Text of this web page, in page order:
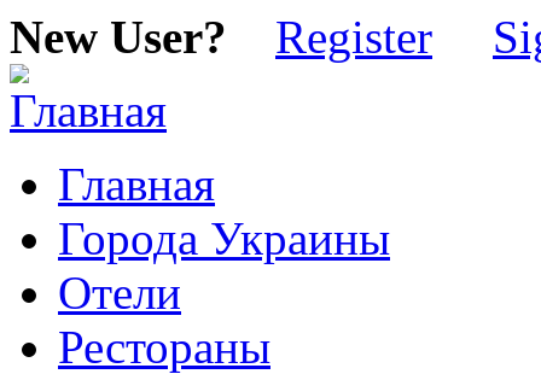
New User? Register
Главная
Города Украины
Отели
Рестораны